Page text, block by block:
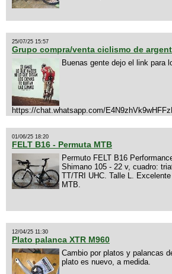
25/07/25 15:57
Grupo compra/venta ciclismo de
Buenas gente dejo el link para
https://chat.whatsapp.com/
01/06/25 18:20
FELT B16 - Permuta MTB
Permuto FELT B16
Shimano 105 - 22 v, cuadro:
TT/TRI UHC. Talle L.
MTB.
12/04/25 11:30
Plato palanca XTR M960
Cambio por platos y palancas
plato es nuevo, a medida.